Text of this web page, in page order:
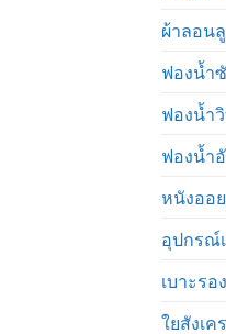
ผ้าลอน
ฟองน้ำ
ฟองน้ำ
ฟองน้ำ
หนังออ
อุปกรณ์
เบาะรอ
ใยสังเค